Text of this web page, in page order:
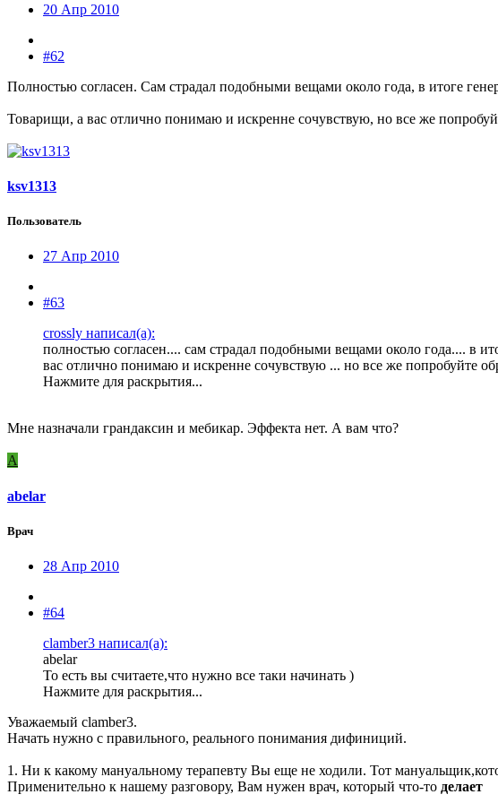
20 Апр 2010
#62
Полностью согласен. Сам страдал подобными вещами около года, в итоге
Товарищи, а вас отлично понимаю и искренне сочувствую, но все же
ksv1313
Пользователь
27 Апр 2010
#63
crossly написал(а):
полностью согласен.... сам страдал подобными вещами около года.... в
вас отлично понимаю и искренне сочувствую ... но все же попробуйте
Нажмите для раскрытия...
Мне назначали грандаксин и мебикар. Эффекта нет. А вам что?
A
abelar
Врач
28 Апр 2010
#64
clamber3 написал(а):
abelar
То есть вы считаете,что нужно все таки начинать )
Нажмите для раскрытия...
Уважаемый clamber3.
Начать нужно с правильного, реального понимания дифиниций.
1. Ни к какому мануальному терапевту Вы еще не ходили. Тот
Применительно к нашему разговору, Вам нужен врач, который что-то делает